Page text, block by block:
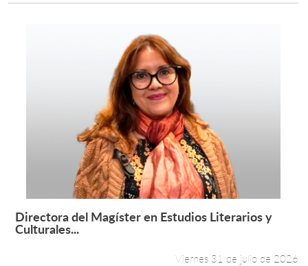
Leer más +
Directora del Magíster en Estudios Literarios y
Culturales...
Viernes 31 de julio de 2026